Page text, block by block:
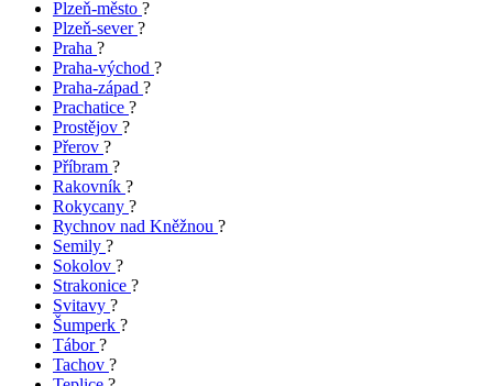
Plzeň-město ?
Plzeň-sever?
Praha ?
Praha-východ ?
Praha-západ ?
Prachatice ?
Prostějov ?
Přerov ?
Příbram ?
Rakovník ?
Rokycany ?
Rychnov nad Kněžnou ?
Semily ?
Sokolov ?
Strakonice ?
Svitavy ?
Šumperk ?
Tábor?
Tachov ?